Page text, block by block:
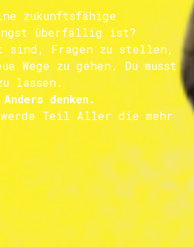
zukunftsfähige
überfällig ist?
Fragen zu stellen,
Wege zu gehen. Du musst
lassen.
denken.
Teil Aller die mehr